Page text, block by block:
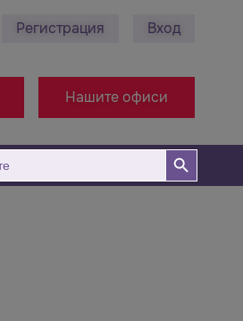
+38971314005 - Офис
Регистрация Вход
Нашите офиси
Бутон за търсене